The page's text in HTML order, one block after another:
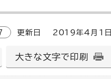
更新日 2019年4月1日
大きな文字で印刷